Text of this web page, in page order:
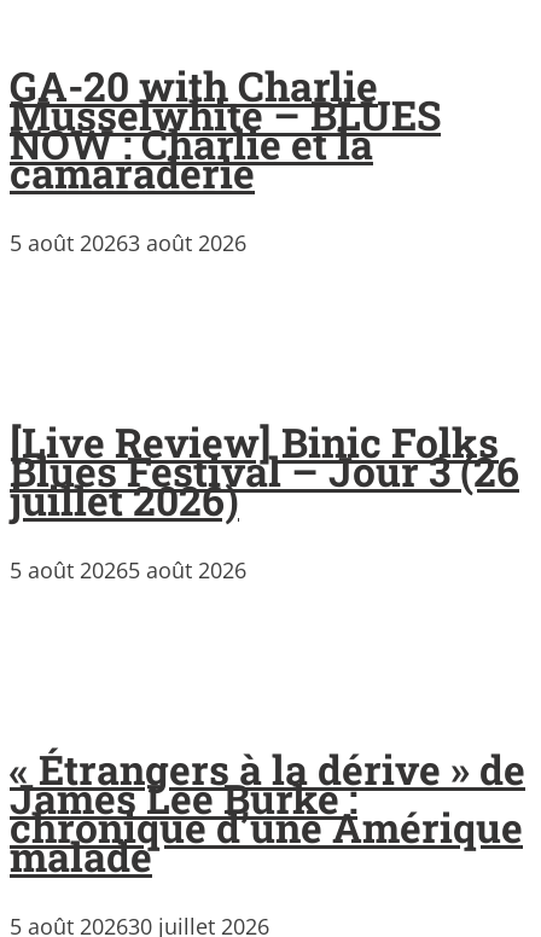
GA-20 with Charlie
Musselwhite – BLUES
NOW : Charlie et la
camaraderie
5 août 20263 août 2026
[Live Review] Binic Folks
Blues Festival – Jour 3 (26
juillet 2026)
5 août 20265 août 2026
« Étrangers à la dérive » de
James Lee Burke :
chronique d’une Amérique
malade
5 août 202630 juillet 2026